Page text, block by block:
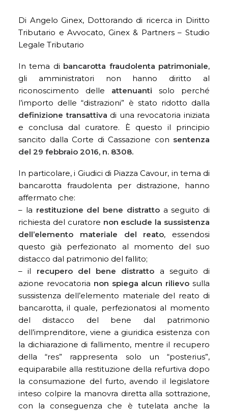
Di Angelo Ginex, Dottorando di ricerca in Diritto
Tributario e Avvocato, Ginex & Partners – Studio
Legale Tributario
In tema di bancarotta fraudolenta patrimoniale,
gli amministratori non hanno diritto al
riconoscimento delle attenuanti solo perché
l’importo delle “distrazioni” è stato ridotto dalla
definizione transattiva di una revocatoria iniziata
e conclusa dal curatore. È questo il principio
sancito dalla Corte di Cassazione con sentenza
del 29 febbraio 2016, n. 8308.
In particolare, i Giudici di Piazza Cavour, in tema di
bancarotta fraudolenta per distrazione, hanno
affermato che:
– la restituzione del bene distrattoa seguito di
richiesta del curatore non esclude la sussistenza
dell’elemento materiale del reato, essendosi
questo già perfezionato al momento del suo
distacco dal patrimonio del fallito;
– il recupero del bene distratto a seguito di
azione revocatoria non spiega alcun rilievo sulla
sussistenza dell’elemento materiale del reato di
bancarotta, il quale, perfezionatosi al momento
del distacco del bene dal patrimonio
dell’imprenditore, viene a giuridica esistenza con
la dichiarazione di fallimento, mentre il recupero
della “res” rappresenta solo un “posterius”,
equiparabile alla restituzione della refurtiva dopo
la consumazione del furto, avendo il legislatore
inteso colpire la manovra diretta alla sottrazione,
con la conseguenza che è tutelata anche la